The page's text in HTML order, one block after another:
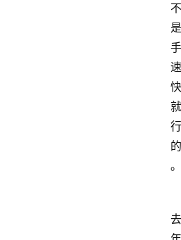
不
是
手
速
快
就
行
的
。
去